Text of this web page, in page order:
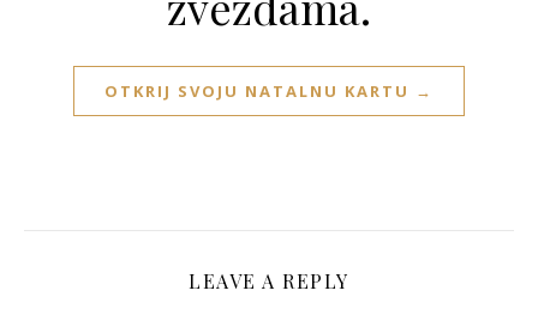
OTKRIJ SVOJU NATALNU KARTU →
LEAVE A REPLY